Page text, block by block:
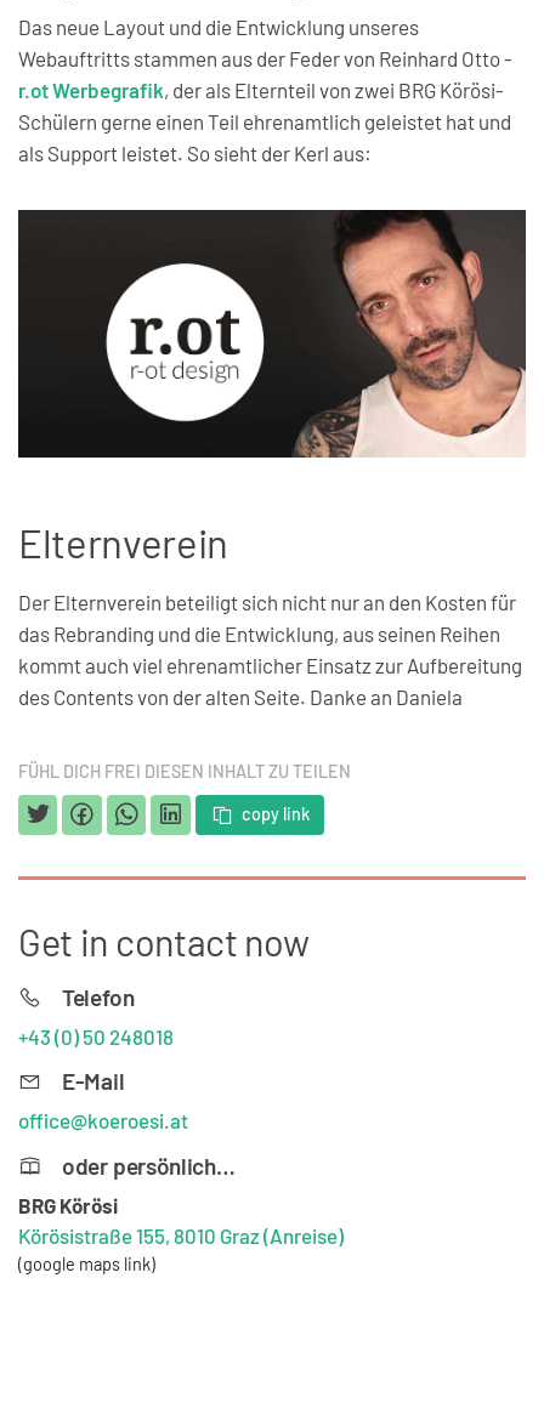
Das neue Layout und die Entwicklung unseres
Webauftritts stammen aus der Feder von Reinhard Otto -
r.ot Werbegrafik, der als Elternteil von zwei BRG Körösi-
Schülern gerne einen Teil ehrenamtlich geleistet hat und
als Support leistet. So sieht der Kerl aus:
Elternverein
Der Elternverein beteiligt sich nicht nur an den Kosten für
das Rebranding und die Entwicklung, aus seinen Reihen
kommt auch viel ehrenamtlicher Einsatz zur Aufbereitung
des Contents von der alten Seite. Danke an Daniela
FÜHL DICH FREI DIESEN INHALT ZU TEILEN
copy link
Get in contact now
Telefon
+43 (0) 50 248018
E-Mail
office@koeroesi.at
oder persönlich…
BRG Körösi
Körösistraße 155, 8010 Graz (Anreise)
(google maps link)